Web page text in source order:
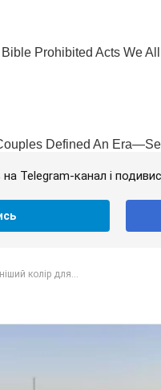
Telegram-канал і
колір для...